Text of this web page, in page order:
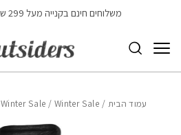
Skip to Contentמשלוחים חינם בקנייה מעל 299 ש”ח | 3-5 ימי עסקים
עמוד הבית /
Winter Sale / Winter Sale | גברים